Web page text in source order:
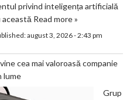
privind inteligența artificială
Read more »
august 3, 2026 - 2:43 pm
cea mai valoroasă companie
lume
Grup